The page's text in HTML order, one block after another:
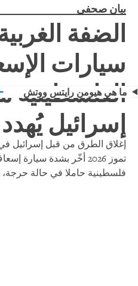
بيان صحفي
الضفة
سيارات
الفلسطينية
إسرائيل يُهدد
تموز 2026 أخّر بشدة
فلسطينية حاملا في حالة
ما هي هيومن رايتس ووتش